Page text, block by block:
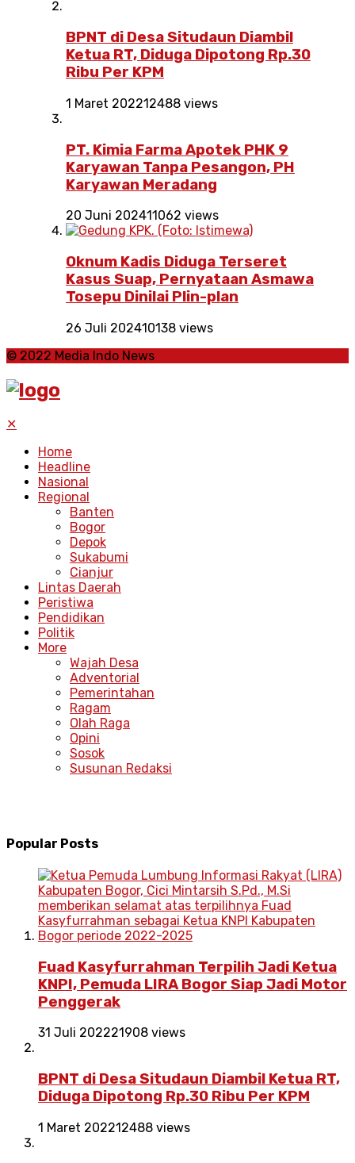
BPNT di Desa Situdaun Diambil
Ketua RT, Diduga Dipotong Rp.30
Ribu Per KPM
1 Maret 202212488 views
PT. Kimia Farma Apotek PHK 9
Karyawan Tanpa Pesangon, PH
Karyawan Meradang
20 Juni 202411062 views
Oknum Kadis Diduga Terseret
Kasus Suap, Pernyataan Asmawa
Tosepu Dinilai Plin-plan
26 Juli 202410138 views
© 2022 Media Indo News
✕
Home
Headline
Nasional
Regional
Banten
Bogor
Depok
Sukabumi
Cianjur
Lintas Daerah
Peristiwa
Pendidikan
Politik
More
Wajah Desa
Adventorial
Pemerintahan
Ragam
Olah Raga
Opini
Sosok
Susunan Redaksi
Popular Posts
Fuad Kasyfurrahman Terpilih Jadi Ketua
KNPI, Pemuda LIRA Bogor Siap Jadi Motor
Penggerak
31 Juli 202221908 views
BPNT di Desa Situdaun Diambil Ketua RT,
Diduga Dipotong Rp.30 Ribu Per KPM
1 Maret 202212488 views